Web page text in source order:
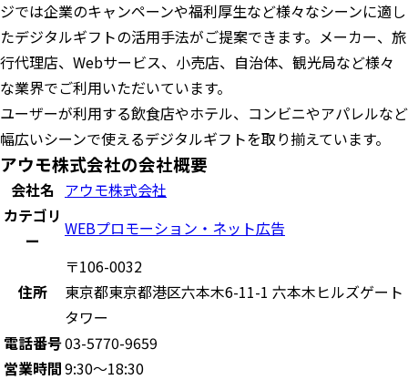
ジでは企業のキャンペーンや福利厚生など様々なシーンに適し
たデジタルギフトの活用手法がご提案できます。メーカー、旅
行代理店、Webサービス、小売店、自治体、観光局など様々
な業界でご利用いただいています。
ユーザーが利用する飲食店やホテル、コンビニやアパレルなど
幅広いシーンで使えるデジタルギフトを取り揃えています。
アウモ株式会社の会社概要
会社名 アウモ株式会社
カテゴリ
ー
WEBプロモーション・ネット広告
住所
〒106-0032
東京都東京都港区六本木6-11-1 六本木ヒルズゲート
タワー
電話番号03-5770-9659
営業時間9:30～18:30